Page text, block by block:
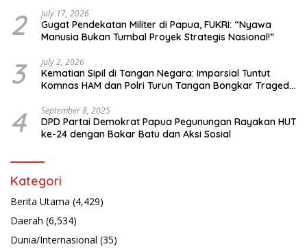
2 July 17, 2026
Gugat Pendekatan Militer di Papua, FUKRI: “Nyawa
Manusia Bukan Tumbal Proyek Strategis Nasional!”
3 July 2, 2026
Kematian Sipil di Tangan Negara: Imparsial Tuntut
Komnas HAM dan Polri Turun Tangan Bongkar Tragedi
4 September 8, 2025
DPD Partai Demokrat Papua Pegunungan Rayakan HUT
ke-24 dengan Bakar Batu dan Aksi Sosial
Kategori
Berita Utama (4,429)
Daerah (6,534)
Dunia/Internasional (35)